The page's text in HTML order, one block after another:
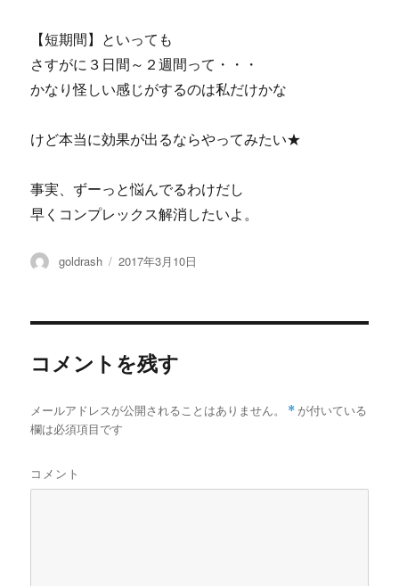
【短期間】といっても
さすがに３日間～２週間って・・・
かなり怪しい感じがするのは私だけかな
けど本当に効果が出るならやってみたい★
事実、ずーっと悩んでるわけだし
早くコンプレックス解消したいよ。
投
goldrash
投
2017年3月10日
コメントを残す
メールアドレスが公開されることはありません。 * が付いている
欄は必須項目です
コメント